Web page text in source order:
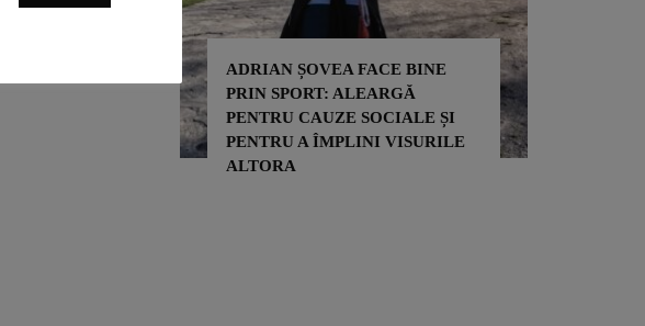
ADRIAN ȘOVEA FACE BINE
PRIN SPORT: ALEARGĂ
PENTRU CAUZE SOCIALE ȘI
PENTRU A ÎMPLINI VISURILE
ALTORA